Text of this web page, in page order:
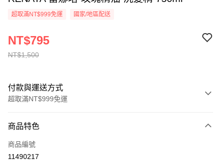
超取滿NT$999免運 國家/地區配送
NT$1,500
NT$795
付款與運送方式
超取滿NT$999免運
信用卡一次付款
信用卡分期付款
商品特色
商品編號
11490217